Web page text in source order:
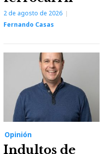
2 de agosto de 2026
Fernando Casas
Opinión
Indultos de